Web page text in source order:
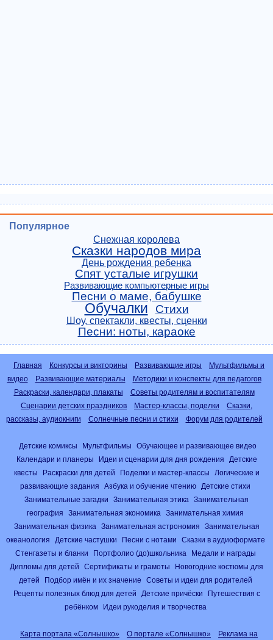
Популярное
Снежная королева
Сказки народов мира
День рождения ребенка
Спят усталые игрушки
Развивающие компьютерные игры
Песни о маме, бабушке
Обучалки Стихи
Шоу, спектакли, квесты, сценки
Песни: ноты, караоке
Главная Конкурсы и викторины Развивающие игры
Мультфильмы и
видео
Развивающие материалы
Методики и конспекты для педагогов
Раскраски, календари, плакаты
Советы родителям и воспитателям
Сценарии детских праздников
Мастер-классы, поделки
Сказки,
рассказы, аудиокниги
Солнечные песни и стихи Форум для родителей
Детские комиксы Мультфильмы
Обучающее и развивающее видео
Календари и планеры
Идеи и сценарии для дня рождения
Детские
квесты
Раскраски для детей Поделки и мастер-классы
Логические и
развивающие задания
Азбука и обучение чтению
Детские стихи
Занимательные загадки
Занимательная этика
Занимательная
география
Занимательная экономика
Занимательная химия
Занимательная физика
Занимательная астрономия
Занимательная
океанология
Детские частушки Песни с нотами
Сказки в аудиоформате
Стенгазеты и бланки
Портфолио (до)школьника
Медали и награды
Дипломы для детей
Сертификаты и грамоты
Новогодние костюмы для
детей
Подбор имён и их значение
Советы и идеи для родителей
Рецепты полезных блюд для детей
Детские причёски
Путешествия с
ребёнком
Идеи рукоделия и творчества
Карта портала «Солнышко» О портале «Солнышко» Реклама на